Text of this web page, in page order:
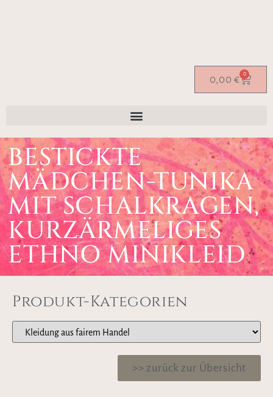
0,00 € 0
BESTICKTE
MÄDCHEN-TUNIKA
MIT SCHALKRAGEN,
KURZÄRMELIGES
ETHNO MINIKLEID
Produkt-Kategorien
>> zurück zur Übersicht